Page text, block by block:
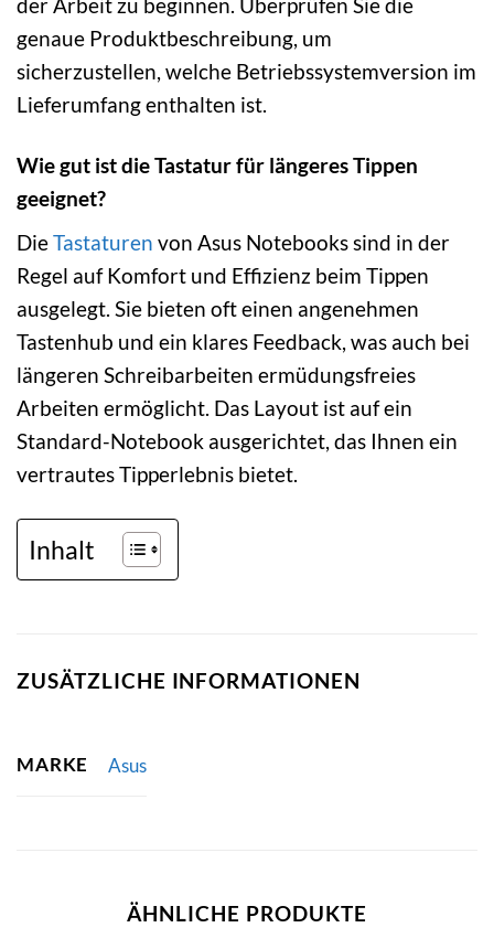
der Arbeit zu beginnen. Überprüfen Sie die
genaue Produktbeschreibung, um
sicherzustellen, welche Betriebssystemversion im
Lieferumfang enthalten ist.
Wie gut ist die Tastatur für längeres Tippen
geeignet?
DieTastaturen von Asus Notebooks sind in der
Regel auf Komfort und Effizienz beim Tippen
ausgelegt. Sie bieten oft einen angenehmen
Tastenhub und ein klares Feedback, was auch bei
längeren Schreibarbeiten ermüdungsfreies
Arbeiten ermöglicht. Das Layout ist auf ein
Standard-Notebook ausgerichtet, das Ihnen ein
vertrautes Tipperlebnis bietet.
Inhalt
ZUSÄTZLICHE INFORMATIONEN
MARKE Asus
ÄHNLICHE PRODUKTE